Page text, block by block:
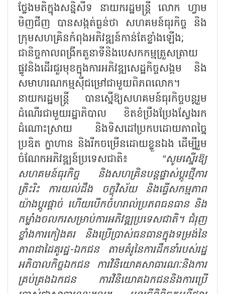
ថ្លែងមតិក្នុងសន្និសីទ នាយករដ្ឋមន្ត្រី លោក ហ្វាម
មិញជីញ បានសង្កត់ធ្ងន់ថា សហគមន៍ធុរកិច្ច និង
ក្រុមសហគ្រិនកំពុងអភិវឌ្ឍន៍កាន់តែខ្លាំងឡើង;
ជានិច្ចកាលពង្រីកតួនាទីនិងបេសកកម្មត្រួសត្រាយ
ផ្លូវនិងដើរជួរមុខក្នុងការអភិវឌ្ឍសេដ្ឋកិច្ចសង្គម និង
សមាហរណកម្មស៊ីជម្រៅជាមួយពិភពលោក។
នាយករដ្ឋមន្ត្រី បានស្នើឱ្យសហគមន៍ធុរកិច្ចបន្តរួម
ដំណើរជាមួយរដ្ឋាភិបាល ខិតខំប្រឹងប្រែងស្វែងរក
ដំណោះស្រាយ និងទិសដៅប្រកបដោយភាពច្នៃ
ប្រឌិត ក្លាហាន និងរីកចម្រើនដោយខ្លួនឯង ដើម្បីរួម
ចំណែកអភិវឌ្ឍន៍ប្រទេសជាតិ៖ “សូមស្នើរឱ្យ​
សហគមន៍ធុរកិច្ច និងសហគ្រិនបន្តផ្លាស់ប្តូរថ្មីការ
ត្រិះរិះ ការយល់ដឹង ចក្ខុវិស័យ និងធ្វើសកម្មភាព
យ៉ាងប្តូរផ្តាច់ ហើយបើកចំហរាល់ប្រភពធនធាន និង
កម្លាំងចលករសម្រាប់ការអភិវឌ្ឍប្រទេសជាតិ។ ជំរុញ
ខ្លាំងការកៀងគរ និងប្រើប្រាស់ធនធានក្នុងទម្រង់នៃ
ភាពជាដៃគូរដ្ឋ-ឯកជន តាមគំរូនៃការដឹកនាំរបស់រដ្ឋ
អភិបាលកិច្ចឯកជន ការវិនិយោគសាធារណៈនិងការ
គ្រប់គ្រងឯកជន ការវិនិយោគឯកជននិងការប្រើ